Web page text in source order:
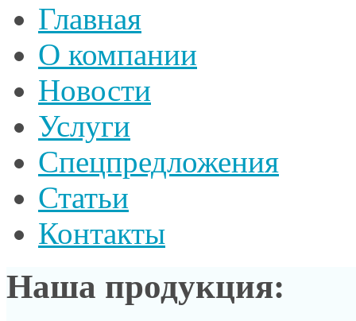
Главная
О компании
Новости
Услуги
Спецпредложения
Статьи
Контакты
Наша продукция: